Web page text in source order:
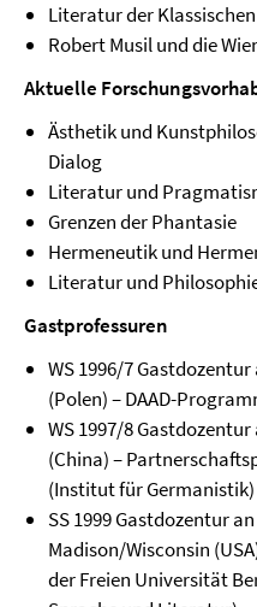
Literatur der
Robert Musil und die
Aktuelle
Ästhetik und
Dialog
Literatur und
Grenzen der Phantasie
Hermeneutik und
Literatur und
Gastprofessuren
WS 1996/7
(Polen) – DAAD-
WS 1997/8
(China) –
(Institut für Germanistik)
SS 1999 Gastdozentur
Madison/Wisconsin
der Freien Universität